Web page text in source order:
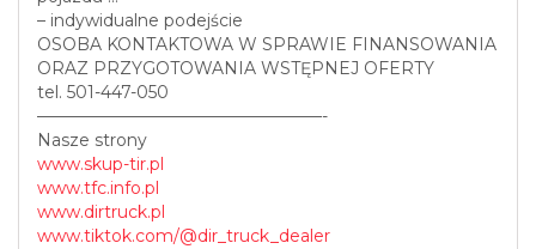
– indywidualne podejście
OSOBA KONTAKTOWA W SPRAWIE FINANSOWANIA
ORAZ PRZYGOTOWANIA WSTĘPNEJ OFERTY
tel. 501-447-050
—————————————————-
Nasze strony
www.skup-tir.pl
www.tfc.info.pl
www.dirtruck.pl
www.tiktok.com/@dir_truck_dealer